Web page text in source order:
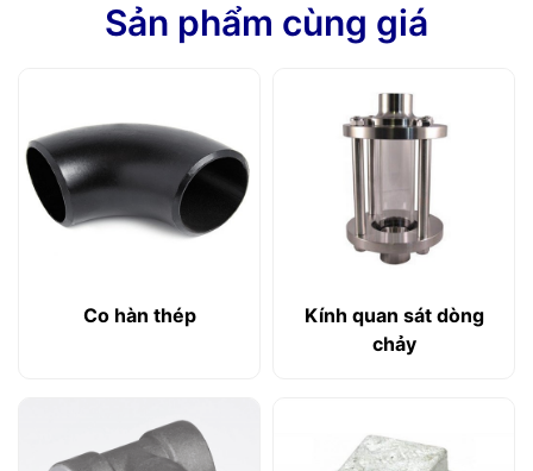
Sản phẩm cùng giá
Co hàn thép
Kính quan sát dòng
chảy